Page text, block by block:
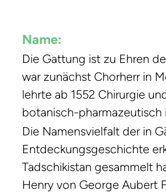
Name:
Die Gattung ist zu Ehren
war zunächst Chorherr in
lehrte ab 1552 Chirurgie
botanisch-pharmazeutisch
Die Namensvielfalt der in
Entdeckungsgeschichte
Tadschikistan gesammelt
Henry von George Aubert